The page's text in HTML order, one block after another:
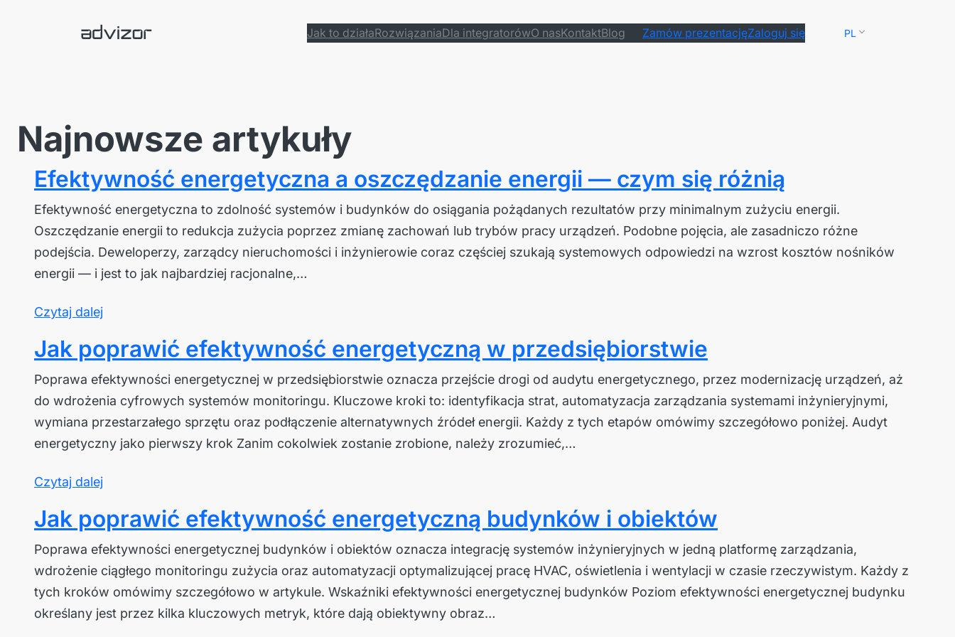
Jak to działaRozwiązaniaDla integratorówO nasKontaktBlog Zamów prezentacjęZaloguj się PL
Najnowsze artykuły
Efektywność energetyczna a oszczędzanie energii — czym się różnią
Efektywność energetyczna to zdolność systemów i budynków do osiągania pożądanych rezultatów przy minimalnym zużyciu energii.
Oszczędzanie energii to redukcja zużycia poprzez zmianę zachowań lub trybów pracy urządzeń. Podobne pojęcia, ale zasadniczo różne
podejścia. Deweloperzy, zarządcy nieruchomości i inżynierowie coraz częściej szukają systemowych odpowiedzi na wzrost kosztów nośników
energii — i jest to jak najbardziej racjonalne,…
Czytaj dalej
Jak poprawić efektywność energetyczną w przedsiębiorstwie
Poprawa efektywności energetycznej w przedsiębiorstwie oznacza przejście drogi od audytu energetycznego, przez modernizację urządzeń, aż
do wdrożenia cyfrowych systemów monitoringu. Kluczowe kroki to: identyfikacja strat, automatyzacja zarządzania systemami inżynieryjnymi,
wymiana przestarzałego sprzętu oraz podłączenie alternatywnych źródeł energii. Każdy z tych etapów omówimy szczegółowo poniżej. Audyt
energetyczny jako pierwszy krok Zanim cokolwiek zostanie zrobione, należy zrozumieć,…
Czytaj dalej
Jak poprawić efektywność energetyczną budynków i obiektów
Poprawa efektywności energetycznej budynków i obiektów oznacza integrację systemów inżynieryjnych w jedną platformę zarządzania,
wdrożenie ciągłego monitoringu zużycia oraz automatyzacji optymalizującej pracę HVAC, oświetlenia i wentylacji w czasie rzeczywistym. Każdy z
tych kroków omówimy szczegółowo w artykule. Wskaźniki efektywności energetycznej budynków Poziom efektywności energetycznej budynku
określany jest przez kilka kluczowych metryk, które dają obiektywny obraz…